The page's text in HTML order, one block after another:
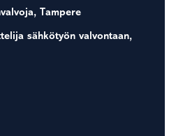
Tampere
sähkötyön valvontaan,